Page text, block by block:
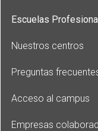
Escuelas
Nuestros centros
Preguntas
Acceso al campus
Empresas